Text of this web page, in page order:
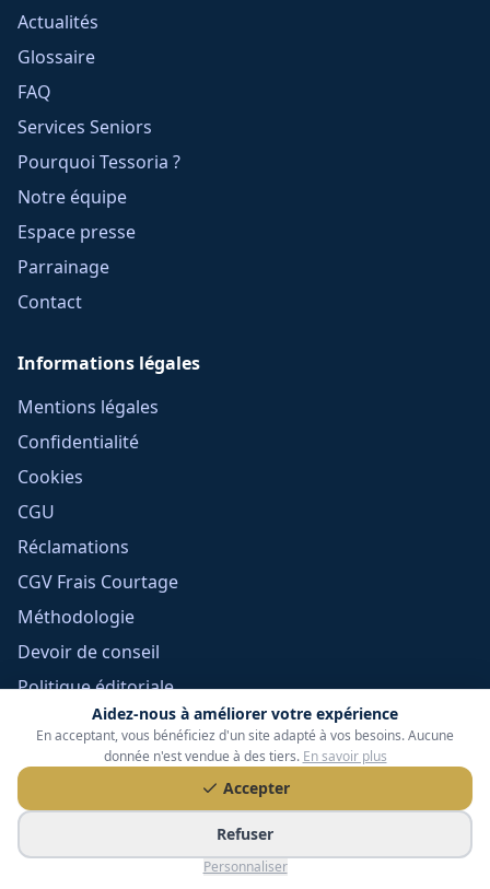
Aidez-nous à améliorer votre expérience
En acceptant, vous bénéficiez d'un site adapté à vos besoins. Aucune
donnée n'est vendue à des tiers. En savoir plus
Accepter
Refuser
Personnaliser
Actualités
Glossaire
FAQ
Services Seniors
Pourquoi Tessoria ?
Notre équipe
Espace presse
Parrainage
Contact
Informations légales
Mentions légales
Confidentialité
Cookies
CGU
Réclamations
CGV Frais Courtage
Méthodologie
Devoir de conseil
Politique éditoriale
Gérer mes cookies